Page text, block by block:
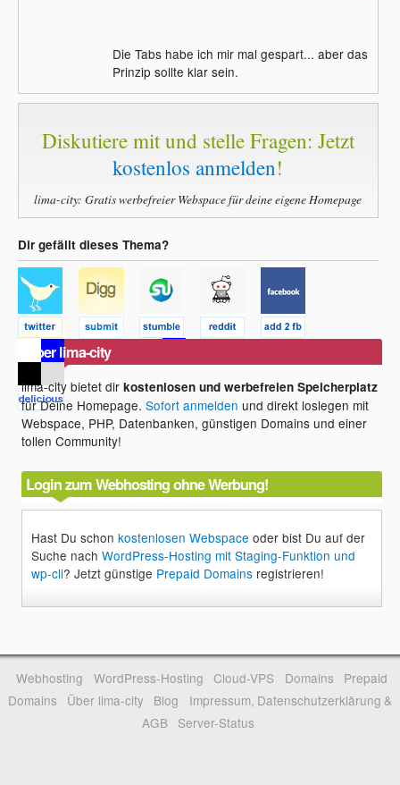
Die Tabs habe ich mir mal gespart... aber das
Prinzip sollte klar sein.
Diskutiere mit und stelle Fragen: Jetzt
kostenlos anmelden!
lima-city: Gratis werbefreier Webspace für deine eigene Homepage
Dir gefällt dieses Thema?
Über lima-city
lima-city bietet dirkostenlosen und werbefreien Speicherplatz
für Deine Homepage.Sofort anmelden und direkt loslegen mit
Webspace, PHP, Datenbanken, günstigen Domains und einer
tollen Community!
Login zum Webhosting ohne Werbung!
Hast Du schonkostenlosen Webspace oder bist Du auf der
Suche nachWordPress-Hosting mit Staging-Funktion und
wp-cli? Jetzt günstige Prepaid Domains registrieren!
Webhosting WordPress-Hosting Cloud-VPS Domains
Prepaid
Domains
Über lima-city Blog
Impressum, Datenschutzerklärung &
AGB
Server-Status